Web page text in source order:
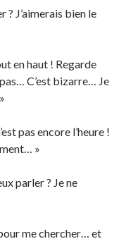
? J’aimerais bien le
en haut ! Regarde
C’est bizarre… Je
pas encore l’heure !
»
parler ? Je ne
me chercher… et